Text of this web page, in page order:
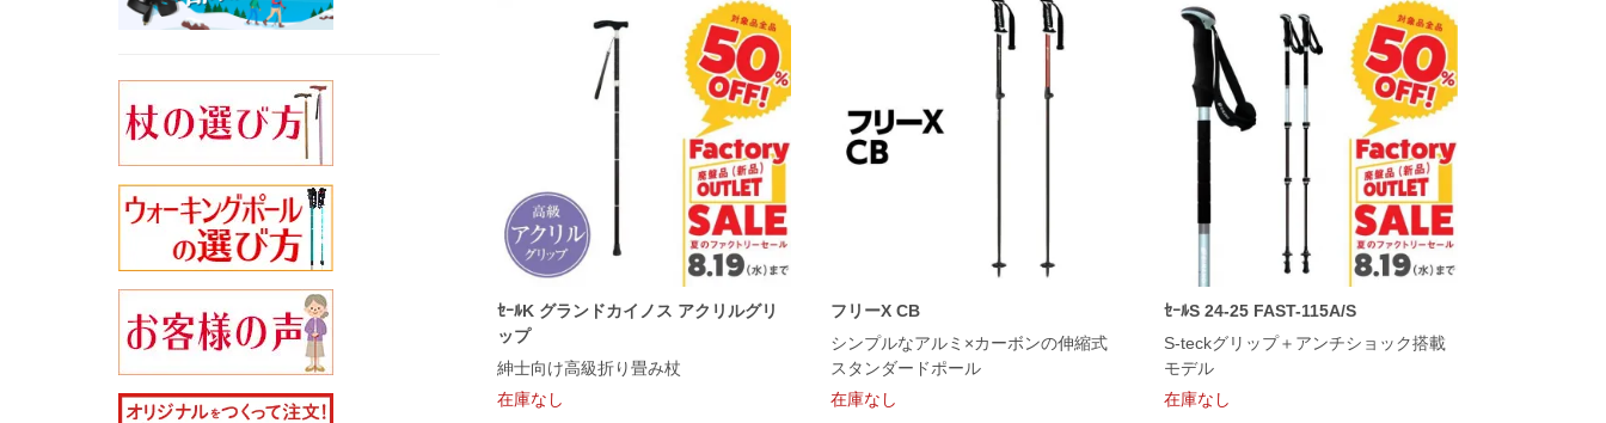
ｾｰﾙK グランドカイノス アクリルグリ
ップ
紳士向け高級折り畳み杖
在庫なし
フリーX CB
シンプルなアルミ×カーボンの伸縮式
スタンダードポール
在庫なし
ｾｰﾙS 24-25 FAST-115A/S
S-teckグリップ＋アンチショック搭載
モデル
在庫なし